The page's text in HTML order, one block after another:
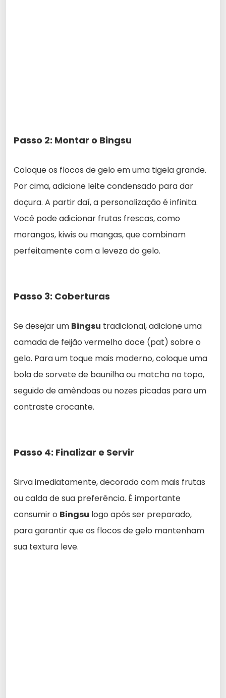
Passo 2: Montar o Bingsu
Coloque os flocos de gelo em uma tigela grande.
Por cima, adicione leite condensado para dar
doçura. A partir daí, a personalização é infinita.
Você pode adicionar frutas frescas, como
morangos, kiwis ou mangas, que combinam
perfeitamente com a leveza do gelo.
Passo 3: Coberturas
Se desejar um Bingsu tradicional, adicione uma
camada de feijão vermelho doce (pat) sobre o
gelo. Para um toque mais moderno, coloque uma
bola de sorvete de baunilha ou matcha no topo,
seguido de amêndoas ou nozes picadas para um
contraste crocante.
Passo 4: Finalizar e Servir
Sirva imediatamente, decorado com mais frutas
ou calda de sua preferência. É importante
consumir o Bingsu logo após ser preparado,
para garantir que os flocos de gelo mantenham
sua textura leve.